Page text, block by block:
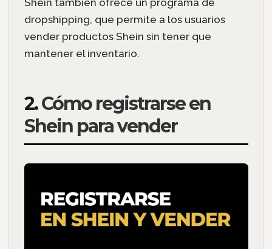
Shein también ofrece un programa de
dropshipping, que permite a los usuarios
vender productos Shein sin tener que
mantener el inventario.
2.Cómo registrarse en
Shein para vender